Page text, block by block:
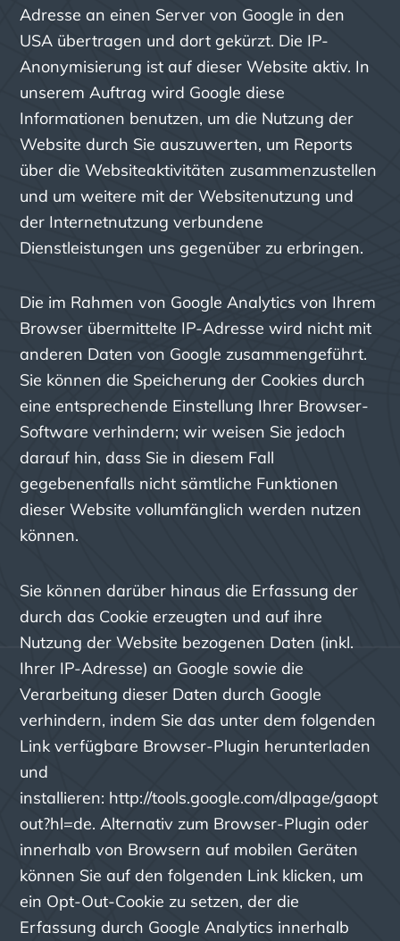
Adresse an einen Server von Google in den
USA übertragen und dort gekürzt. Die IP-
Anonymisierung ist auf dieser Website aktiv. In
unserem Auftrag wird Google diese
Informationen benutzen, um die Nutzung der
Website durch Sie auszuwerten, um Reports
über die Websiteaktivitäten zusammenzustellen
und um weitere mit der Websitenutzung und
der Internetnutzung verbundene
Dienstleistungen uns gegenüber zu erbringen.
Die im Rahmen von Google Analytics von Ihrem
Browser übermittelte IP-Adresse wird nicht mit
anderen Daten von Google zusammengeführt.
Sie können die Speicherung der Cookies durch
eine entsprechende Einstellung Ihrer Browser-
Software verhindern; wir weisen Sie jedoch
darauf hin, dass Sie in diesem Fall
gegebenenfalls nicht sämtliche Funktionen
dieser Website vollumfänglich werden nutzen
können.
Sie können darüber hinaus die Erfassung der
durch das Cookie erzeugten und auf ihre
Nutzung der Website bezogenen Daten (inkl.
Ihrer IP-Adresse) an Google sowie die
Verarbeitung dieser Daten durch Google
verhindern, indem Sie das unter dem folgenden
Link verfügbare Browser-Plugin herunterladen
und
installieren: http://tools.google.com/dlpage/gaopt
out?hl=de. Alternativ zum Browser-Plugin oder
innerhalb von Browsern auf mobilen Geräten
können Sie auf den folgenden Link klicken, um
ein Opt-Out-Cookie zu setzen, der die
Erfassung durch Google Analytics innerhalb